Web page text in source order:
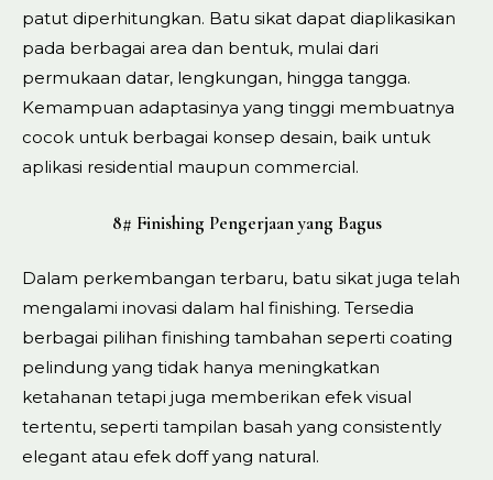
patut diperhitungkan. Batu sikat dapat diaplikasikan
pada berbagai area dan bentuk, mulai dari
permukaan datar, lengkungan, hingga tangga.
Kemampuan adaptasinya yang tinggi membuatnya
cocok untuk berbagai konsep desain, baik untuk
aplikasi residential maupun commercial.
8# Finishing Pengerjaan yang Bagus
Dalam perkembangan terbaru, batu sikat juga telah
mengalami inovasi dalam hal finishing. Tersedia
berbagai pilihan finishing tambahan seperti coating
pelindung yang tidak hanya meningkatkan
ketahanan tetapi juga memberikan efek visual
tertentu, seperti tampilan basah yang consistently
elegant atau efek doff yang natural.